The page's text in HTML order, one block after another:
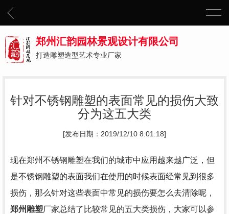
郑州汇韵园林景观设计有限公司
打造雕塑造型艺术专业厂家
针对不锈钢雕塑的表面常见的损伤大致
分为这五大类
[发布日期：2019/12/10 8:01:18]
现在郑州不锈钢雕塑在我们的城市中应用越来越广泛，但
是不锈钢雕塑的表面我们在使用的时候表面经常见到很多
损伤，那么针对这些表面中常见的损伤要怎么去清除呢，
郑州雕塑厂家总结了比较常见的五大类损伤，大家可以参